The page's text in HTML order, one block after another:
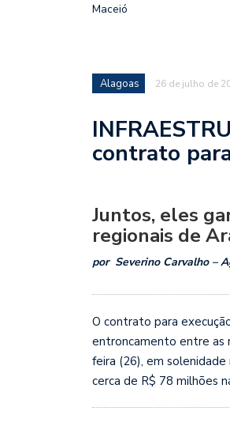
Maceió
Alagoas 26 de julho de
contrato
Juntos, eles
regionais de
por Severino Carvalho –
O contrato para
entroncamento entre as
feira (26), em
cerca de R$ 78 milhões